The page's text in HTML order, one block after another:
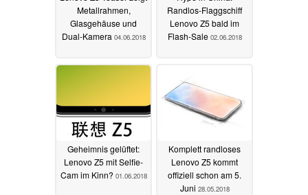
Metallrahmen,
Glasgehäuse und
Dual-Kamera 04.06.2018
Randlos-Flaggschiff
Lenovo Z5 bald im
Flash-Sale 02.06.2018
Geheimnis gelüftet:
Lenovo Z5 mit Selfie-
Cam im Kinn? 01.06.2018
Komplett randloses
Lenovo Z5 kommt
offiziell schon am 5.
Juni 28.05.2018